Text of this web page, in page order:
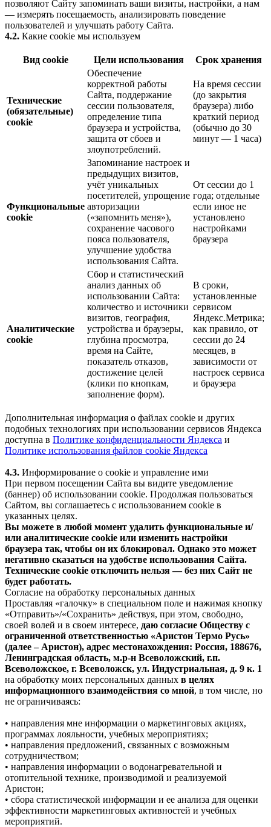
позволяют Сайту запоминать ваши визиты, настройки, а нам
— измерять посещаемость, анализировать поведение
пользователей и улучшать работу Сайта.
4.2. Какие cookie мы используем
Вид cookie Цели использования Срок хранения
Технические
(обязательные)
cookie
Обеспечение
корректной работы
Сайта, поддержание
сессии пользователя,
определение типа
браузера и устройства,
защита от сбоев и
злоупотреблений.
На время сессии
(до закрытия
браузера) либо
краткий период
(обычно до 30
минут — 1 часа)
Функциональные
cookie
Запоминание настроек и
предыдущих визитов,
учёт уникальных
посетителей, упрощение
авторизации
(«запомнить меня»),
сохранение часового
пояса пользователя,
улучшение удобства
использования Сайта.
От сессии до 1
года; отдельные
если иное не
установлено
настройками
браузера
Аналитические
cookie
Сбор и статистический
анализ данных об
использовании Сайта:
количество и источники
визитов, география,
устройства и браузеры,
глубина просмотра,
время на Сайте,
показатель отказов,
достижение целей
(клики по кнопкам,
заполнение форм).
В сроки,
установленные
сервисом
Яндекс.Метрика;
как правило, от
сессии до 24
месяцев, в
зависимости от
настроек сервиса
и браузера
Дополнительная информация о файлах cookie и других
подобных технологиях при использовании сервисов Яндекса
доступна в Политике конфиденциальности Яндекса и
Политике использования файлов cookie Яндекса
4.3. Информирование о cookie и управление ими
При первом посещении Сайта вы видите уведомление
(баннер) об использовании cookie. Продолжая пользоваться
Сайтом, вы соглашаетесь с использованием cookie в
указанных целях.
Вы можете в любой момент удалить функциональные и/
или аналитические cookie или изменить настройки
браузера так, чтобы он их блокировал. Однако это может
негативно сказаться на удобстве использования Сайта.
Технические cookie отключить нельзя — без них Сайт не
будет работать.
Согласие на обработку персональных данных
Проставляя «галочку» в специальном поле и нажимая кнопку
«Отправить»/«Сохранить» действуя, при этом, свободно,
своей волей и в своем интересе, даю согласие Обществу с
ограниченной ответственностью «Аристон Термо Русь»
(далее – Аристон), адрес местонахождения: Россия, 188676,
Ленинградская область, м.р-н Всеволожский, г.п.
Всеволожское, г. Всеволожск, ул. Индустриальная, д. 9 к. 1
на обработку моих персональных данных в целях
информационного взаимодействия со мной, в том числе, но
не ограничиваясь:
• направления мне информации о маркетинговых акциях,
программах лояльности, учебных мероприятиях;
• направления предложений, связанных с возможным
сотрудничеством;
• направления информации о водонагревательной и
отопительной технике, производимой и реализуемой
Аристон;
• сбора статистической информации и ее анализа для оценки
эффективности маркетинговых активностей и учебных
мероприятий.